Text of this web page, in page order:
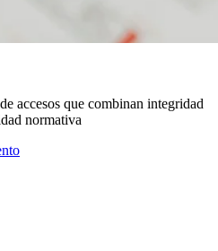
accesos que combinan integridad
normativa